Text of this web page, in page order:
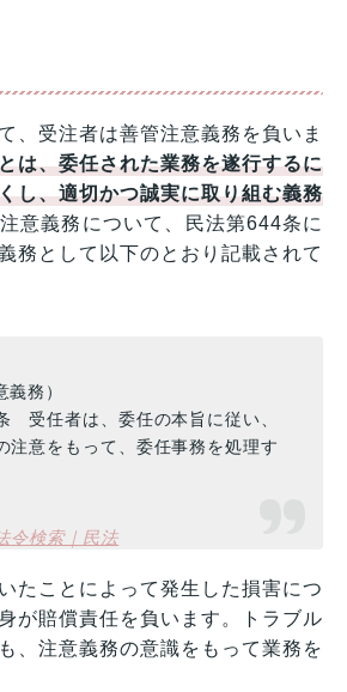
、受注者は善管注意義務を負いま
は、委任された業務を遂行するに
し、適切かつ誠実に取り組む義務
意義務について、民法第644条に
務として以下のとおり記載されて
義務）
受任者は、委任の本旨に従い、
注意をもって、委任事務を処理す
令検索｜民法
たことによって発生した損害につ
が賠償責任を負います。トラブル
、注意義務の意識をもって業務を